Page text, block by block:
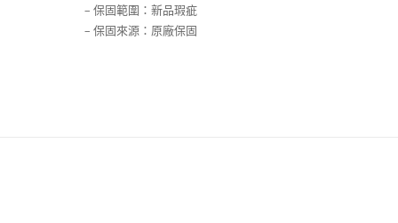
– 保固範圍：新品瑕疵
– 保固來源：原廠保固